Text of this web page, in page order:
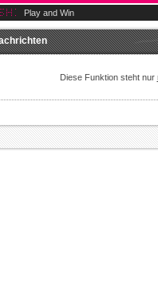
Play and Win
Diese Funktion steht nur